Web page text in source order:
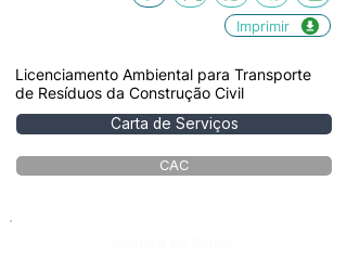
Imprimir
Licenciamento Ambiental para Transporte
de Resíduos da Construção Civil
Carta de Serviços
CAC